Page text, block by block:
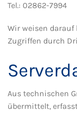
Tel.: 02862-7994
Wir weisen
Zugriffen durch
Aus technischen
übermittelt,